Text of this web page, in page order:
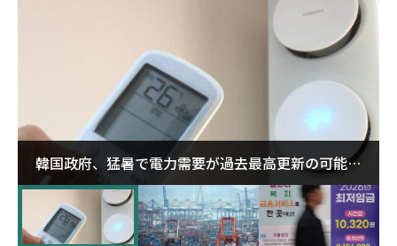
韓国政府、猛暑で電力需要が過去最高更新の可能性
に需給対応体制を点検